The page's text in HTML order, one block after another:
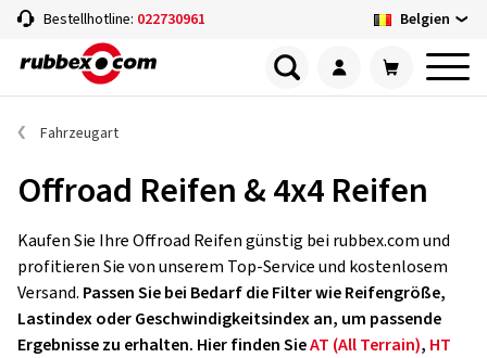
Bestellhotline: 022730961 Belgien
Fahrzeugart
Offroad Reifen & 4x4 Reifen
Kaufen Sie Ihre Offroad Reifen günstig bei rubbex.com und
profitieren Sie von unserem Top-Service und kostenlosem
Versand. Passen Sie bei Bedarf die Filter wie Reifengröße,
Lastindex oder Geschwindigkeitsindex an, um passende
Ergebnisse zu erhalten. Hier finden SieAT (All Terrain), HT